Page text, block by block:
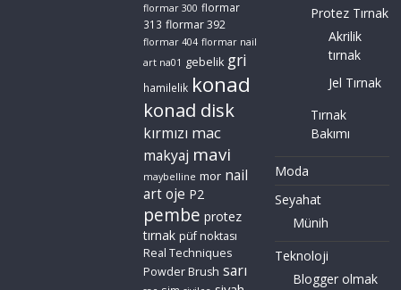
flormar 300 flormar
313 flormar 392
flormar 404 flormar nail
art na01 gebelik gri
hamilelik konad
konad disk
kırmızı mac
makyaj mavi
maybelline mor nail
artoje P2
pembe protez
tırnak püf noktası
Real Techniques
Powder Brush sarı
Protez Tırnak
Akrilik
tırnak
Jel Tırnak
Tırnak
Bakımı
Moda
Seyahat
Münih
Teknoloji
Blogger olmak